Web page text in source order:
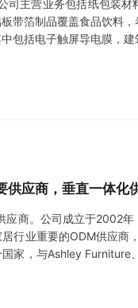
营业务包括纸包装材
带箔制品覆盖食品饮料
包括电子触屏导电膜，
应商，垂直一体化
商。公司成立于2002年
行业重要的ODM供应
家，与Ashley Furniture